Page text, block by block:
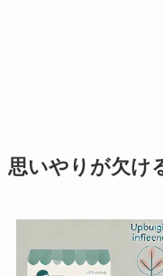
思いやりが欠け